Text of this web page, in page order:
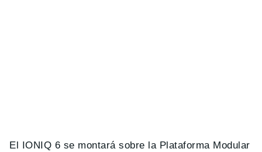
El IONIQ 6 se montará sobre la Plataforma Modular